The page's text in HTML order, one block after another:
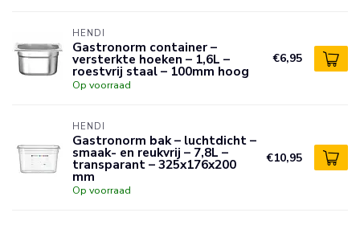
HENDI
Gastronorm container –
versterkte hoeken – 1,6L –
roestvrij staal – 100mm hoog
Op voorraad
€6,95
HENDI
Gastronorm bak – luchtdicht –
smaak- en reukvrij – 7,8L –
transparant – 325x176x200
mm
Op voorraad
€10,95